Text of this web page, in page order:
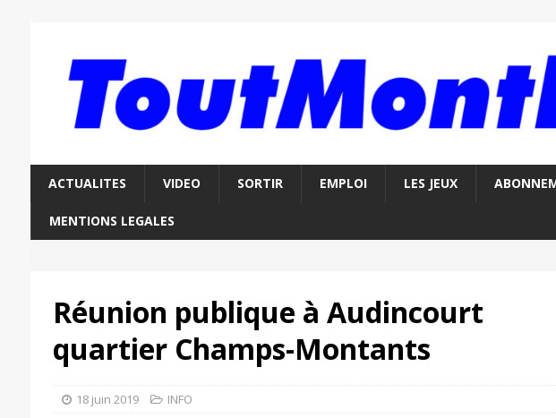
ACTUALITES VIDEO SORTIR EMPLOI LES JEUX
MENTIONS LEGALES
Réunion publique à Audincourt
quartier Champs-Montants
18 juin 2019 INFO